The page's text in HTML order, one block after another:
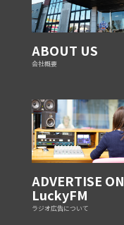
ABOUT US
会社概要
ADVERTISE ON
LuckyFM
ラジオ広告について